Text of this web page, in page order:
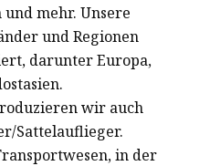
mehr. Unsere
und Regionen
darunter Europa,
wir auch
Sattelauflieger.
in der